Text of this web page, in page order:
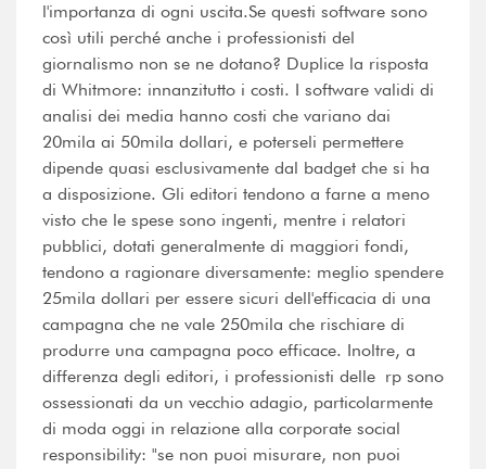
l'importanza di ogni uscita.Se questi software sono
così utili perché anche i professionisti del
giornalismo non se ne dotano? Duplice la risposta
di Whitmore: innanzitutto i costi. I software validi di
analisi dei media hanno costi che variano dai
20mila ai 50mila dollari, e poterseli permettere
dipende quasi esclusivamente dal badget che si ha
a disposizione. Gli editori tendono a farne a meno
visto che le spese sono ingenti, mentre i relatori
pubblici, dotati generalmente di maggiori fondi,
tendono a ragionare diversamente: meglio spendere
25mila dollari per essere sicuri dell'efficacia di una
campagna che ne vale 250mila che rischiare di
produrre una campagna poco efficace. Inoltre, a
differenza degli editori, i professionisti delle rp sono
ossessionati da un vecchio adagio, particolarmente
di moda oggi in relazione alla corporate social
responsibility: "se non puoi misurare, non puoi